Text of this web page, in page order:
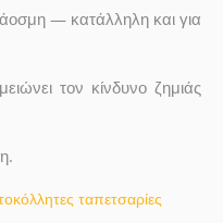
— κατάλληλη και για
τον κίνδυνο ζημιάς
ταπετσαρίες